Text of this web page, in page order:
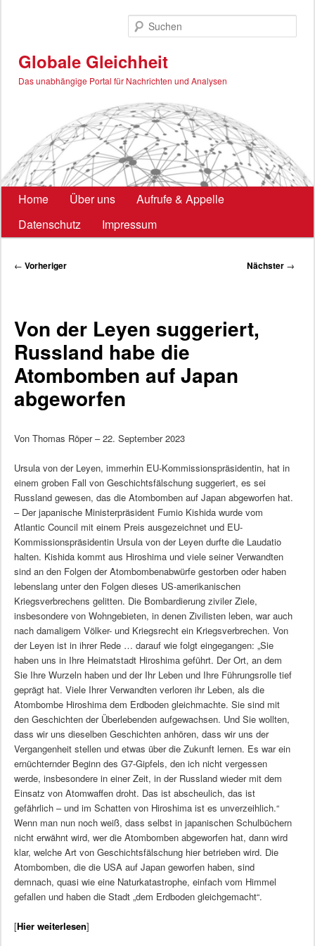
Globale Gleichheit
Das unabhängige Portal für Nachrichten und Analysen
Hauptmenü
Home Über uns
Aufrufe & Appelle
Datenschutz
Impressum
Beitragsnavigation
← Vorheriger Nächster →
Von der Leyen suggeriert,
Russland habe die
Atombomben auf Japan
abgeworfen
Von Thomas Röper – 22. September 2023
Ursula von der Leyen, immerhin EU-Kommissionspräsidentin, hat in
einem groben Fall von Geschichtsfälschung suggeriert, es sei
Russland gewesen, das die Atombomben auf Japan abgeworfen hat.
– Der japanische Ministerpräsident Fumio Kishida wurde vom
Atlantic Council mit einem Preis ausgezeichnet und EU-
Kommissionspräsidentin Ursula von der Leyen durfte die Laudatio
halten. Kishida kommt aus Hiroshima und viele seiner Verwandten
sind an den Folgen der Atombombenabwürfe gestorben oder haben
lebenslang unter den Folgen dieses US-amerikanischen
Kriegsverbrechens gelitten. Die Bombardierung ziviler Ziele,
insbesondere von Wohngebieten, in denen Zivilisten leben, war auch
nach damaligem Völker- und Kriegsrecht ein Kriegsverbrechen. Von
der Leyen ist in ihrer Rede … darauf wie folgt eingegangen: „Sie
haben uns in Ihre Heimatstadt Hiroshima geführt. Der Ort, an dem
Sie Ihre Wurzeln haben und der Ihr Leben und Ihre Führungsrolle tief
geprägt hat. Viele Ihrer Verwandten verloren ihr Leben, als die
Atombombe Hiroshima dem Erdboden gleichmachte. Sie sind mit
den Geschichten der Überlebenden aufgewachsen. Und Sie wollten,
dass wir uns dieselben Geschichten anhören, dass wir uns der
Vergangenheit stellen und etwas über die Zukunft lernen. Es war ein
ernüchternder Beginn des G7-Gipfels, den ich nicht vergessen
werde, insbesondere in einer Zeit, in der Russland wieder mit dem
Einsatz von Atomwaffen droht. Das ist abscheulich, das ist
gefährlich – und im Schatten von Hiroshima ist es unverzeihlich.“
Wenn man nun noch weiß, dass selbst in japanischen Schulbüchern
nicht erwähnt wird, wer die Atombomben abgeworfen hat, dann wird
klar, welche Art von Geschichtsfälschung hier betrieben wird. Die
Atombomben, die die USA auf Japan geworfen haben, sind
demnach, quasi wie eine Naturkatastrophe, einfach vom Himmel
gefallen und haben die Stadt „dem Erdboden gleichgemacht“.
[Hier weiterlesen]